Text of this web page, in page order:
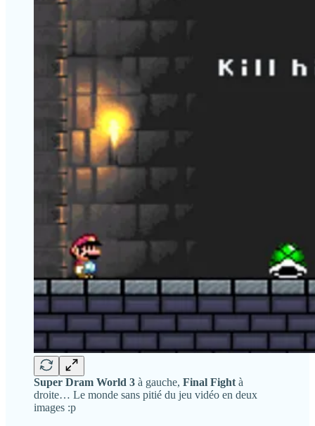
Super Dram World 3 à gauche, Final Fight à
droite… Le monde sans pitié du jeu vidéo en deux
images :p